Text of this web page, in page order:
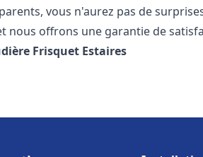
vous n'aurez pas de
nous offrons une garantie de
Frisquet Estaires